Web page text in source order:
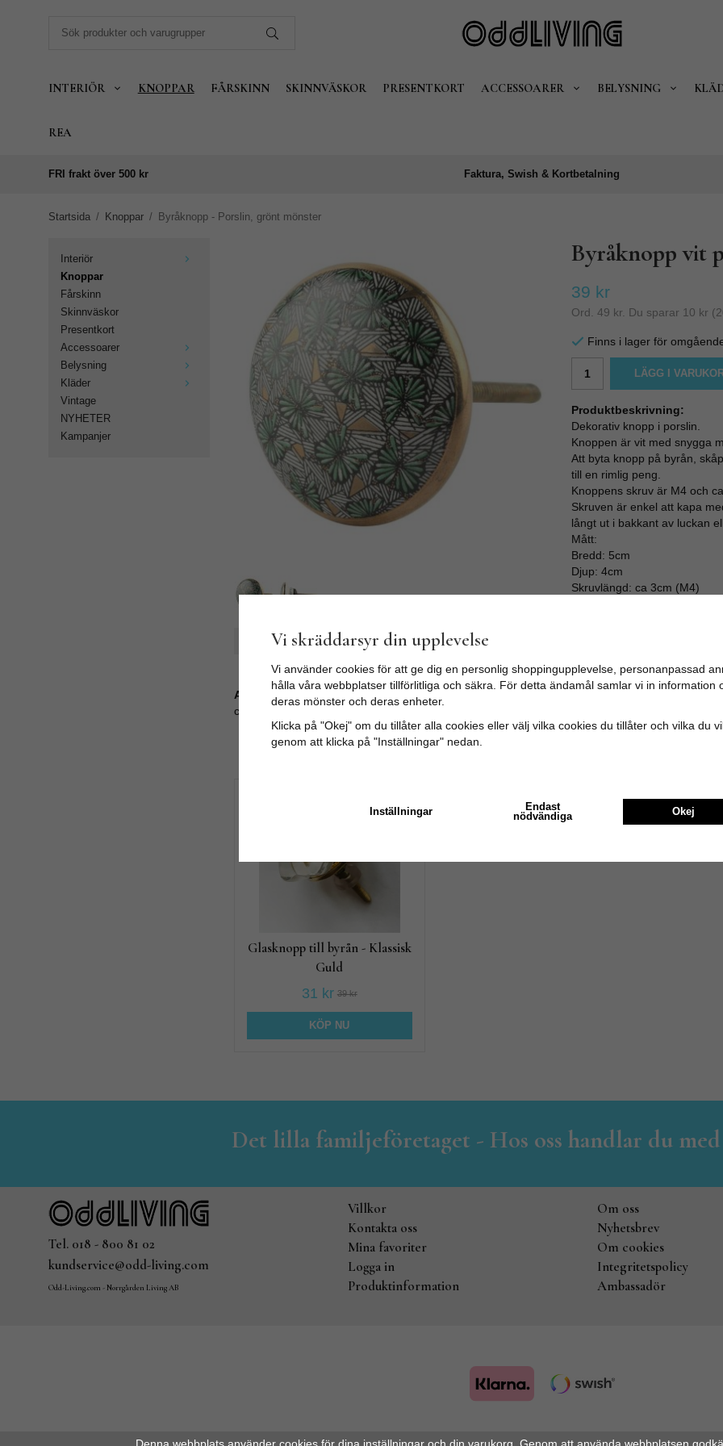
INTERIÖR KNOPPAR FÅRSKINN SKINNVÄSKOR PRESENTKORT ACCESSOARER BELYSNING
REA
FRI frakt över 500 kr Faktura, Swish & Kortbetalning
Startsida / Knoppar / Byråknopp - Porslin, grönt mönster
Interiör
Knoppar
Fårskinn
Skinnväskor
Presentkort
Accessoarer
Belysning
Kläder
Vintage
NYHETER
Kampanjer
Byråknopp vit
39 kr
Ord. 49 kr. Du sparar 10 kr (
Finns i lager för
LÄGG I
Produktbeskrivning:
Dekorativ knopp i porslin.
Knoppen är vit med snygga
Att byta knopp på byrån,
till en rimlig peng.
Knoppens skruv är M4 och
Skruven är enkel att kapa
långt ut i bakkant av luckan
Mått:
Bredd: 5cm
Djup: 4cm
Skruvlängd: ca 3cm (M4)
Spara som favorit
Artikelnummer:
ck-1625
Glasknopp till byrån - Klassisk
Guld
31 kr 39 kr
KÖP NU
Det lilla familjeföretaget - Hos oss handlar du
Tel. 018 - 800 81 02
kundservice@odd-living.com
Odd-Living.com - Norrgården Living AB
Villkor
Kontakta oss
Mina favoriter
Logga in
Produktinformation
Om oss
Nyhetsbrev
Om cookies
Integritetspolicy
Ambassadör
Drift & produktion: Wikinggruppen
Vi skräddarsyr din upplevelse
Vi använder cookies för att ge dig en personlig shoppingupplevelse, personanpassad
hålla våra webbplatser tillförlitliga och säkra. För detta ändamål samlar vi in information
deras mönster och deras enheter.
Klicka på "Okej" om du tillåter alla cookies eller välj vilka cookies du tillåter och vilka du
genom att klicka på "Inställningar" nedan.
Inställningar
Endast
nödvändiga
Okej